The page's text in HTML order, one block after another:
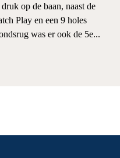
op de baan, naast de
Play en een 9 holes
was er ook de 5e...